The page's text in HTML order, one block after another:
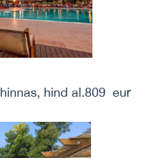
hind al.809 eur